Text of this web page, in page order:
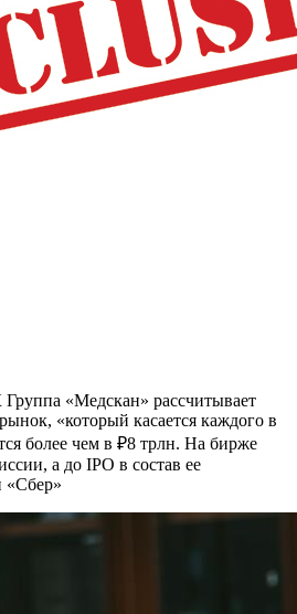
«Медскан» рассчитывает
«который касается каждого в
более чем в ₽8 трлн. На бирже
а до IPO в состав ее
«Сбер»